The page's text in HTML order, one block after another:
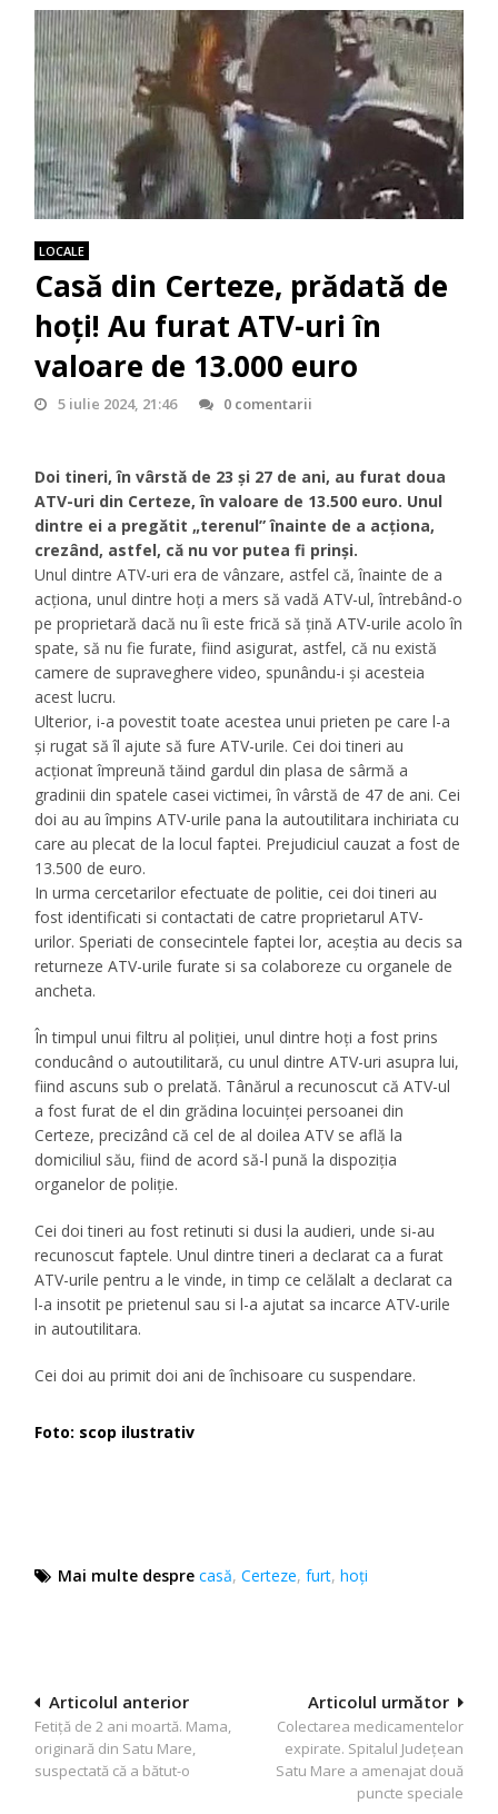
LOCALE
Casă din Certeze, prădată de
hoți! Au furat ATV-uri în
valoare de 13.000 euro
5 iulie 2024, 21:46 0 comentarii
Doi tineri, în vârstă de 23 și 27 de ani, au furat doua
ATV-uri din Certeze, în valoare de 13.500 euro. Unul
dintre ei a pregătit „terenul” înainte de a acționa,
crezând, astfel, că nu vor putea fi prinși.
Unul dintre ATV-uri era de vânzare, astfel că, înainte de a
acționa, unul dintre hoți a mers să vadă ATV-ul, întrebând-o
pe proprietară dacă nu îi este frică să ţină ATV-urile acolo în
spate, să nu fie furate, fiind asigurat, astfel, că nu există
camere de supraveghere video, spunându-i şi acesteia
acest lucru.
Ulterior, i-a povestit toate acestea unui prieten pe care l-a
și rugat să îl ajute să fure ATV-urile. Cei doi tineri au
acționat împreună tăind gardul din plasa de sârmă a
gradinii din spatele casei victimei, în vârstă de 47 de ani. Cei
doi au au împins ATV-urile pana la autoutilitara inchiriata cu
care au plecat de la locul faptei. Prejudiciul cauzat a fost de
13.500 de euro.
In urma cercetarilor efectuate de politie, cei doi tineri au
fost identificati si contactati de catre proprietarul ATV-
urilor. Speriati de consecintele faptei lor, aceștia au decis sa
returneze ATV-urile furate si sa colaboreze cu organele de
ancheta.
În timpul unui filtru al poliției, unul dintre hoți a fost prins
conducând o autoutilitară, cu unul dintre ATV-uri asupra lui,
fiind ascuns sub o prelată. Tânărul a recunoscut că ATV-ul
a fost furat de el din grădina locuinței persoanei din
Certeze, precizând că cel de al doilea ATV se află la
domiciliul său, fiind de acord să-l pună la dispoziția
organelor de poliție.
Cei doi tineri au fost retinuti si dusi la audieri, unde si-au
recunoscut faptele. Unul dintre tineri a declarat ca a furat
ATV-urile pentru a le vinde, in timp ce celălalt a declarat ca
l-a insotit pe prietenul sau si l-a ajutat sa incarce ATV-urile
in autoutilitara.
Cei doi au primit doi ani de închisoare cu suspendare.
Foto: scop ilustrativ
Mai multe despre casă,Certeze,furt,hoți
Navigare
în
articole
Articolul următor
Colectarea medicamentelor
expirate. Spitalul Județean
Satu Mare a amenajat două
puncte speciale
Articolul anterior
Fetiţă de 2 ani moartă. Mama,
originară din Satu Mare,
suspectată că a bătut-o